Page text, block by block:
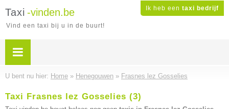
Ik heb een taxi bedrijf
Taxi -vinden.be
Vind een taxi bij u in de buurt!
U bent nu hier: Home » Henegouwen » Frasnes lez Gosselies
Taxi Frasnes lez Gosselies (3)